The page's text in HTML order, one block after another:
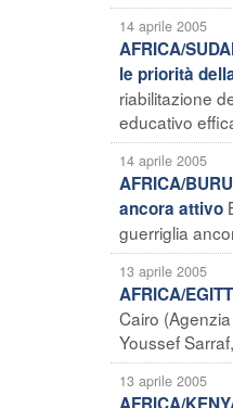
14 aprile 2005
AFRICA/
le priorità
riabilitazione
educativo
14 aprile 2005
AFRICA/
ancora attivo
guerriglia
13 aprile 2005
AFRICA/
Cairo
Youssef
13 aprile 2005